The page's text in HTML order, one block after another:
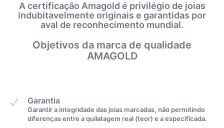
A certificação Amagold é privilégio de joias
indubitavelmente originais e garantidas por
aval de reconhecimento mundial.
Objetivos da marca de qualidade
AMAGOLD
Garantia
Garantir a integridade das joias marcadas, não permitindo
diferenças entre a quilatagem real (teor) e a especificada.